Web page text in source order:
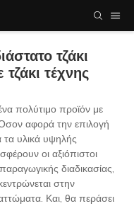
τζάκι
τέχνης
πολύτιμο προϊόν με
αφορά την επιλογή
υλικά υψηλής
οι αξιόπιστοι
διαδικασίας,
στην
Και, θα περάσει